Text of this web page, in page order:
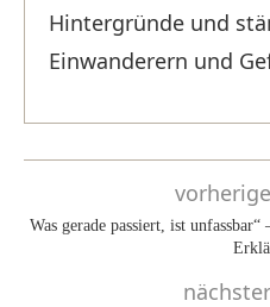
Hintergründe und
Einwanderern und
Was gerade passiert, ist